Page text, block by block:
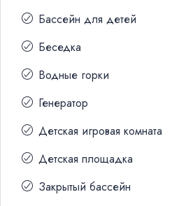
Бассейн для детей
Беседка
Водные горки
Генератор
Детская игровая комната
Детская площадка
Закрытый бассейн